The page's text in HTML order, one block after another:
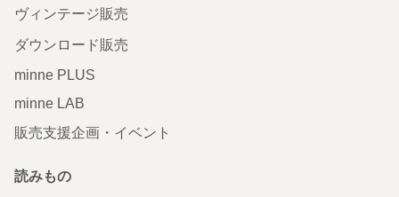
ヴィンテージ販売
ダウンロード販売
minne PLUS
minne LAB
販売支援企画・イベント
読みもの